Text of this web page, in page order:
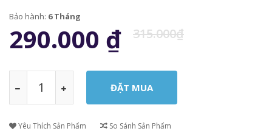
Bảo hành: 6 Tháng
290.000 ₫ 315.000₫
Yêu Thích Sản Phẩm So Sánh Sản Phẩm